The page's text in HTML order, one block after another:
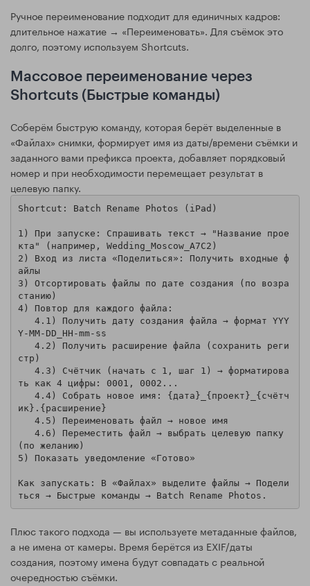
Ручное переименование подходит для единичных кадров:
длительное нажатие → «Переименовать». Для съёмок это
долго, поэтому используем Shortcuts.
Массовое переименование через
Shortcuts (Быстрые команды)
Соберём быструю команду, которая берёт выделенные в
«Файлах» снимки, формирует имя из даты/времени съёмки и
заданного вами префикса проекта, добавляет порядковый
номер и при необходимости перемещает результат в
целевую папку.
Shortcut: Batch Rename Photos (iPad)
1) При запуске: Спрашивать текст → "Название прое
кта" (например, Wedding_Moscow_A7C2)
2) Вход из листа «Поделиться»: Получить входные ф
айлы
3) Отсортировать файлы по дате создания (по возра
станию)
4) Повтор для каждого файла:
Y-MM-DD_HH-mm-ss
стр)
ть как 4 цифры: 0001, 0002...
ик}.{расширение}
(по желанию)
5) Показать уведомление «Готово»
Как запускать: В «Файлах» выделите файлы → Подели
Плюс такого подхода — вы используете метаданные файлов,
а не имена от камеры. Время берётся из EXIF/даты
создания, поэтому имена будут совпадать с реальной
очередностью съёмки.